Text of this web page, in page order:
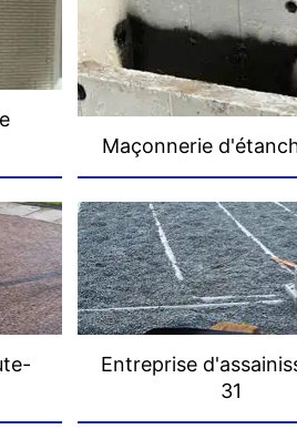
Maçonnerie
Entreprise
31